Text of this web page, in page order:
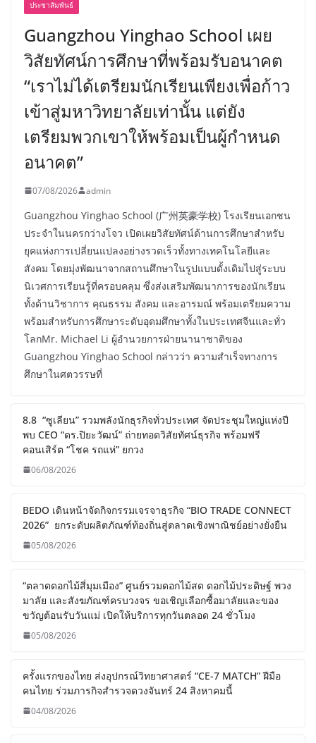
ประชาสัมพันธ์
Guangzhou Yinghao School เผย
วิสัยทัศน์การศึกษาที่พร้อมรับอนาคต
“เราไม่ได้เตรียมนักเรียนเพียงเพื่อก้าว
เข้าสู่มหาวิทยาลัยเท่านั้น แต่ยัง
เตรียมพวกเขาให้พร้อมเป็นผู้กำหนด
อนาคต”
07/08/2026 admin
Guangzhou Yinghao School (广州英豪学校) โรงเรียนเอกชน
ประจำในนครกว่างโจว เปิดเผยวิสัยทัศน์ด้านการศึกษาสำหรับ
ยุคแห่งการเปลี่ยนแปลงอย่างรวดเร็วทั้งทางเทคโนโลยีและ
สังคม โดยมุ่งพัฒนาจากสถานศึกษาในรูปแบบดั้งเดิมไปสู่ระบบ
นิเวศการเรียนรู้ที่ครอบคลุม ซึ่งส่งเสริมพัฒนาการของนักเรียน
ทั้งด้านวิชาการ คุณธรรม สังคม และอารมณ์ พร้อมเตรียมความ
พร้อมสำหรับการศึกษาระดับอุดมศึกษาทั้งในประเทศจีนและทั่ว
โลกMr. Michael Li ผู้อำนวยการฝ่ายนานาชาติของ
Guangzhou Yinghao School กล่าวว่า ความสำเร็จทางการ
ศึกษาในศตวรรษที่
8.8 “ซูเลียน” รวมพลังนักธุรกิจทั่วประเทศ จัดประชุมใหญ่แห่งปี
พบ CEO “ดร.ปิยะวัฒน์” ถ่ายทอดวิสัยทัศน์ธุรกิจ พร้อมฟรี
คอนเสิร์ต “โชค รถแห่” ยกวง
06/08/2026
BEDO เดินหน้าจัดกิจกรรมเจรจาธุรกิจ “BIO TRADE CONNECT
2026” ยกระดับผลิตภัณฑ์ท้องถิ่นสู่ตลาดเชิงพาณิชย์อย่างยั่งยืน
05/08/2026
“ตลาดดอกไม้สี่มุมเมือง” ศูนย์รวมดอกไม้สด ดอกไม้ประดิษฐ์ พวง
มาลัย และสังฆภัณฑ์ครบวงจร ขอเชิญเลือกซื้อมาลัยและของ
ขวัญต้อนรับวันแม่ เปิดให้บริการทุกวันตลอด 24 ชั่วโมง
05/08/2026
ครั้งแรกของไทย ส่งอุปกรณ์วิทยาศาสตร์ “CE-7 MATCH” ฝีมือ
คนไทย ร่วมภารกิจสำรวจดวงจันทร์ 24 สิงหาคมนี้
04/08/2026